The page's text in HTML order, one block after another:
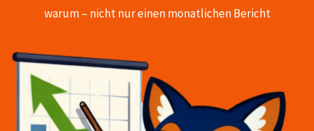
warum – nicht nur einen monatlichen Bericht